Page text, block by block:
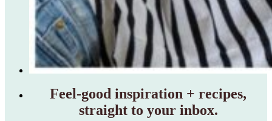
Feel‑good inspiration + recipes,
straight to your inbox.